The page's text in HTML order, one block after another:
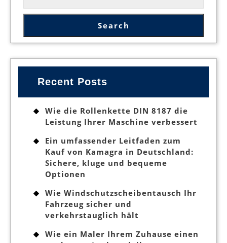
Search
Recent Posts
Wie die Rollenkette DIN 8187 die
Leistung Ihrer Maschine verbessert
Ein umfassender Leitfaden zum
Kauf von Kamagra in Deutschland:
Sichere, kluge und bequeme
Optionen
Wie Windschutzscheibentausch Ihr
Fahrzeug sicher und
verkehrstauglich hält
Wie ein Maler Ihrem Zuhause einen